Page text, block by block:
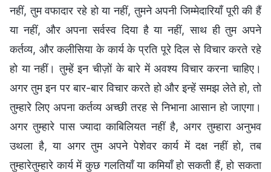
नहीं, तुम वफादार रहे हो या नहीं, तुमने अपनी जिम्मेदारियाँ पूरी की हैं
या नहीं, और अपना सर्वस्व दिया है या नहीं, साथ ही तुम अपने
कर्तव्य, और कलीसिया के कार्य के प्रति पूरे दिल से विचार करते रहे
हो या नहीं। तुम्‍हें इन चीज़ों के बारे में अवश्‍य विचार करना चाहिए।
अगर तुम इन पर बार-बार विचार करते हो और इन्हें समझ लेते हो, तो
तुम्‍हारे लिए अपना कर्तव्‍य अच्‍छी तरह से निभाना आसान हो जाएगा।
अगर तुम्‍हारे पास ज्यादा काबिलियत नहीं है, अगर तुम्‍हारा अनुभव
उथला है, या अगर तुम अपने पेशेवर कार्य में दक्ष नहीं हो, तब
तुम्‍हारेतुम्‍हारे कार्य में कुछ गलतियाँ या कमियाँ हो सकती हैं, हो सकता